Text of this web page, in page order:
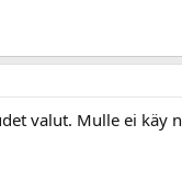
valut. Mulle ei